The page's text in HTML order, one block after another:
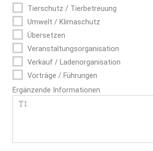
Tierschutz / Tierbetreuung
Umwelt / Klimaschutz
Übersetzen
Veranstaltungsorganisation
Verkauf / Ladenorganisation
Vorträge / Führungen
Ergänzende Informationen